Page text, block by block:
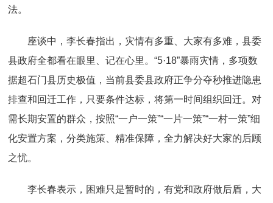
法。
座谈中，李长春指出，灾情有多重、大家有多难，县委
县政府全都看在眼里、记在心里。“5·18”暴雨灾情，多项数
据超石门县历史极值，当前县委县政府正争分夺秒推进隐患
排查和回迁工作，只要条件达标，将第一时间组织回迁。对
需长期安置的群众，按照“一户一策”“一片一策”“一村一策”细
化安置方案，分类施策、精准保障，全力解决好大家的后顾
之忧。
李长春表示，困难只是暂时的，有党和政府做后盾，大